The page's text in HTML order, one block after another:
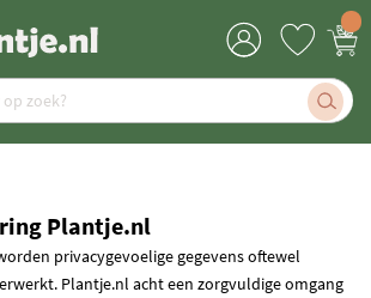
Plantje.nl
privacygevoelige gegevens oftewel
Plantje.nl acht een zorgvuldige omgang